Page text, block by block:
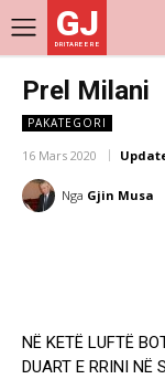
GJ
DRITARE E RE
Prel Milani
PAKATEGORI
16 Mars 2020
Nga Gjin Musa
NË KETË LUFTË
DUART E RRINI NË